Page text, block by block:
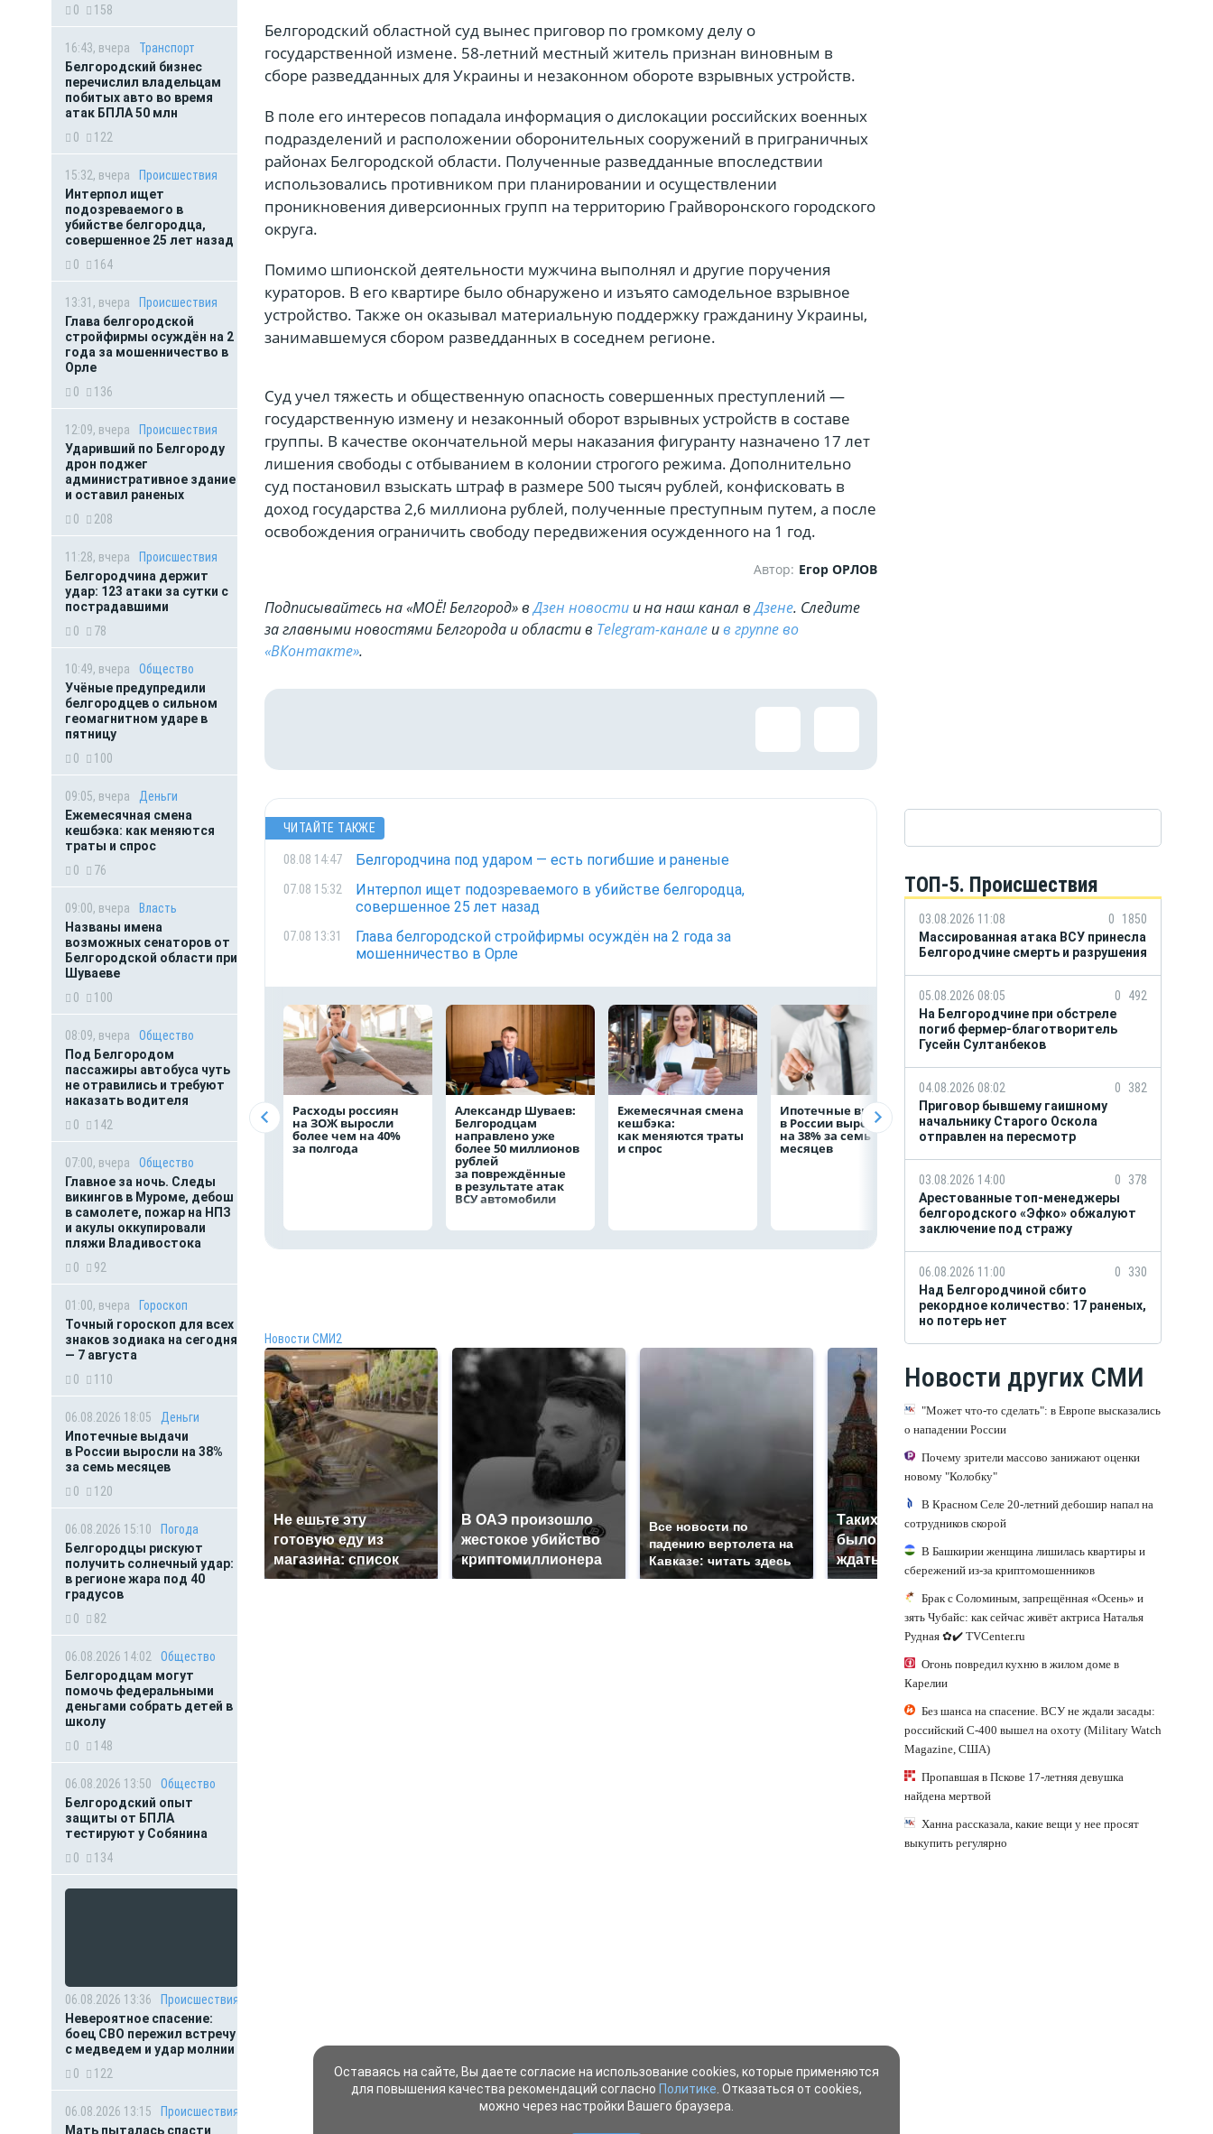
0
158
16:43, вчера
Транспорт
Белгородский бизнес
перечислил владельцам
побитых авто во время
атак БПЛА 50 млн
0
122
15:32, вчера
Происшествия
Интерпол ищет
подозреваемого в
убийстве белгородца,
совершенное 25 лет назад
0
164
13:31, вчера
Происшествия
Глава белгородской
стройфирмы осуждён на 2
года за мошенничество в
Орле
0
136
12:09, вчера
Происшествия
Ударивший по Белгороду
дрон поджег
административное здание
и оставил раненых
0
208
11:28, вчера
Происшествия
Белгородчина держит
удар: 123 атаки за сутки с
пострадавшими
0
78
10:49, вчера
Общество
Учёные предупредили
белгородцев о сильном
геомагнитном ударе в
пятницу
0
100
09:05, вчера
Деньги
Ежемесячная смена
кешбэка: как меняются
траты и спрос
0
76
09:00, вчера
Власть
Названы имена
возможных сенаторов от
Белгородской области при
Шуваеве
0
100
08:09, вчера
Общество
Под Белгородом
пассажиры автобуса чуть
не отравились и требуют
наказать водителя
0
142
07:00, вчера
Общество
Главное за ночь. Следы
викингов в Муроме, дебош
в самолете, пожар на НПЗ
и акулы оккупировали
пляжи Владивостока
0
92
01:00, вчера
Гороскоп
Точный гороскоп для всех
знаков зодиака на сегодня
— 7 августа
0
110
06.08.2026 18:05
Деньги
Ипотечные выдачи
в России выросли на 38%
за семь месяцев
0
120
06.08.2026 15:10
Погода
Белгородцы рискуют
получить солнечный удар:
в регионе жара под 40
градусов
0
82
06.08.2026 14:02
Общество
Белгородцам могут
помочь федеральными
деньгами собрать детей в
школу
0
148
06.08.2026 13:50
Общество
Белгородский опыт
защиты от БПЛА
тестируют у Собянина
0
134
06.08.2026 13:36
Происшествия
Невероятное спасение:
боец СВО пережил встречу
с медведем и удар молнии
0
122
06.08.2026 13:15
Происшествия
Мать пыталась спасти
Белгородский областной суд вынес приговор по громкому делу о
государственной измене. 58-летний местный житель признан виновным в
сборе разведданных для Украины и незаконном обороте взрывных устройств.
В поле его интересов попадала информация о дислокации российских военных
подразделений и расположении оборонительных сооружений в приграничных
районах Белгородской области. Полученные разведданные впоследствии
использовались противником при планировании и осуществлении
проникновения диверсионных групп на территорию Грайворонского городского
округа.
Помимо шпионской деятельности мужчина выполнял и другие поручения
кураторов. В его квартире было обнаружено и изъято самодельное взрывное
устройство. Также он оказывал материальную поддержку гражданину Украины,
занимавшемуся сбором разведданных в соседнем регионе.
Суд учел тяжесть и общественную опасность совершенных преступлений —
государственную измену и незаконный оборот взрывных устройств в составе
группы. В качестве окончательной меры наказания фигуранту назначено 17 лет
лишения свободы с отбыванием в колонии строгого режима. Дополнительно
суд постановил взыскать штраф в размере 500 тысяч рублей, конфисковать в
доход государства 2,6 миллиона рублей, полученные преступным путем, а после
освобождения ограничить свободу передвижения осужденного на 1 год.
Автор: Егор ОРЛОВ
Подписывайтесь на «МОЁ! Белгород» вДзен новости и на наш канал вДзене. Cледите
за главными новостями Белгорода и области в Telegram-канале ив группе во
«ВКонтакте».
ЧИТАЙТЕ ТАКЖЕ
08.08 14:47 Белгородчина под ударом — есть погибшие и раненые
07.08 15:32
Интерпол ищет подозреваемого в убийстве белгородца,
совершенное 25 лет назад
07.08 13:31
Глава белгородской стройфирмы осуждён на 2 года за
мошенничество в Орле
Расходы россиян
на ЗОЖ выросли
более чем на 40%
за полгода
Александр Шуваев:
Белгородцам
направлено уже
более 50 миллионов
рублей
за повреждённые
в результате атак
ВСУ автомобили
Ежемесячная смена
кешбэка:
как меняются траты
и спрос
Ипотечные выдачи
в России выросли
на 38% за семь
месяцев
Президент России
Владимир Путин
провёл рабочую
встречу с врио
губернатора
Белгородской
области
Александром
Шуваевым
Директор
рублей
Новости СМИ2
Не ешьте эту
готовую еду из
магазина: список
В ОАЭ произошло
жестокое убийство
криптомиллионера
Все новости по
падению вертолета на
Кавказе: читать здесь
Таких событий не
было с 1945: чего
ждать всем нам?
продукта: что купить?
ТОП-5. Происшествия
03.08.2026 11:08 0
1850
Массированная атака ВСУ принесла
Белгородчине смерть и разрушения
05.08.2026 08:05 0
492
На Белгородчине при обстреле
погиб фермер-благотворитель
Гусейн Султанбеков
04.08.2026 08:02 0
382
Приговор бывшему гаишному
начальнику Старого Оскола
отправлен на пересмотр
03.08.2026 14:00 0
378
Арестованные топ-менеджеры
белгородского «Эфко» обжалуют
заключение под стражу
06.08.2026 11:00 0
330
Над Белгородчиной сбито
рекордное количество: 17 раненых,
но потерь нет
Новости других СМИ
"Может что-то сделать": в Европе высказались
о нападении России
Почему зрители массово занижают оценки
новому "Колобку"
В Красном Селе 20-летний дебошир напал на
сотрудников скорой
В Башкирии женщина лишилась квартиры и
сбережений из-за криптомошенников
Брак с Соломиным, запрещённая «Осень» и
зять Чубайс: как сейчас живёт актриса Наталья
Рудная ✿✔️ TVCenter.ru
Огонь повредил кухню в жилом доме в
Карелии
Без шанса на спасение. ВСУ не ждали засады:
российский С-400 вышел на охоту (Military Watch
Magazine, США)
Пропавшая в Пскове 17-летняя девушка
найдена мертвой
Ханна рассказала, какие вещи у нее просят
выкупить регулярно
Оставаясь на сайте, Вы даете согласие на использование cookies, которые применяются
для повышения качества рекомендаций согласно Политике . Отказаться от cookies,
можно через настройки Вашего браузера.